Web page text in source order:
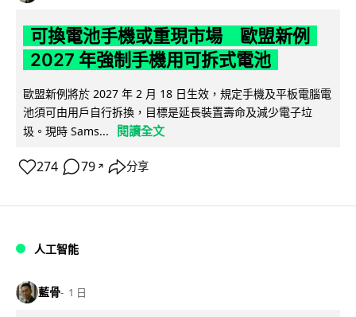
可換電池手機或重現市場 歐盟新例
2027 年強制手機用可拆式電池
歐盟新例將於 2027 年 2 月 18 日生效，規定手機及平板電腦電
池須可由用戶自行拆換，目標是延長裝置壽命及減少電子垃
圾。現時 Sams...
閱讀全文
274 79 ↗ 分享
人工智能
藍骨 1 日